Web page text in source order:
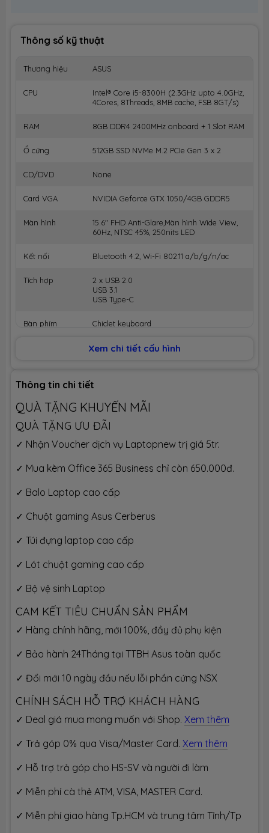
Thông số kỹ thuật
Thương hiệu ASUS
CPU
Intel® Core i5-8300H (2.3GHz upto 4.0GHz,
4Cores, 8Threads, 8MB cache, FSB 8GT/s)
RAM 8GB DDR4 2400MHz onboard + 1 Slot RAM
Ổ cứng 512GB SSD NVMe M.2 PCIe Gen 3 x 2
CD/DVD None
Card VGA NVIDIA Geforce GTX 1050/4GB GDDR5
Màn hình
15.6" FHD Anti-Glare,Màn hình Wide View,
60Hz, NTSC 45%, 250nits LED
Kết nối Bluetooth 4.2, Wi-Fi 802.11 a/b/g/n/ac
Tích hợp
2 x USB 2.0
USB 3.1
USB Type-C
Bàn phím Chiclet keyboard
Plug type :ø4 (mm)
Kích thước
Dài 359 mm - Rộng 248 mm - Dày 21.9
mm
Trọng lượng 2.14 kg
Pin Li-Ion 3 cell
Hệ điều hành Windows 10 bản quyền
Tình trạng
Mới 100%, hàng chính hãng, đầy đủ phụ
hành
Asus toàn quốc (Áp dụng tính từ ngày
Xem chi tiết cấu hình
Thông tin chi tiết
QUÀ TẶNG KHUYẾN MÃI
QUÀ TẶNG ƯU ĐÃI
✓ Nhận Voucher dịch vụ Laptopnew trị giá 5tr.
✓ Mua kèm Office 365 Business chỉ còn 650.000đ.
✓ Balo Laptop cao cấp
✓ Chuột gaming Asus Cerberus
✓ Túi đựng laptop cao cấp
✓ Lót chuột gaming cao cấp
✓ Bộ vệ sinh Laptop
CAM KẾT TIÊU CHUẨN SẢN PHẨM
✓ Hàng chính hãng, mới 100%, đầy đủ phụ kiện
✓ Bảo hành 24Tháng tại TTBH Asus toàn quốc
✓ Đổi mới 10 ngày đầu nếu lỗi phần cứng NSX
CHÍNH SÁCH HỖ TRỢ KHÁCH HÀNG
✓ Deal giá mua mong muốn với Shop. Xem thêm
✓ Trả góp 0% qua Visa/Master Card. Xem thêm
✓ Hỗ trợ trả góp cho HS-SV và người đi làm
✓ Miễn phí cà thẻ ATM, VISA, MASTER Card.
✓ Miễn phí giao hàng Tp.HCM và trung tâm Tỉnh/Tp